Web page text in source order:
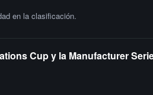
en la clasificación.
Cup y la Manufacturer